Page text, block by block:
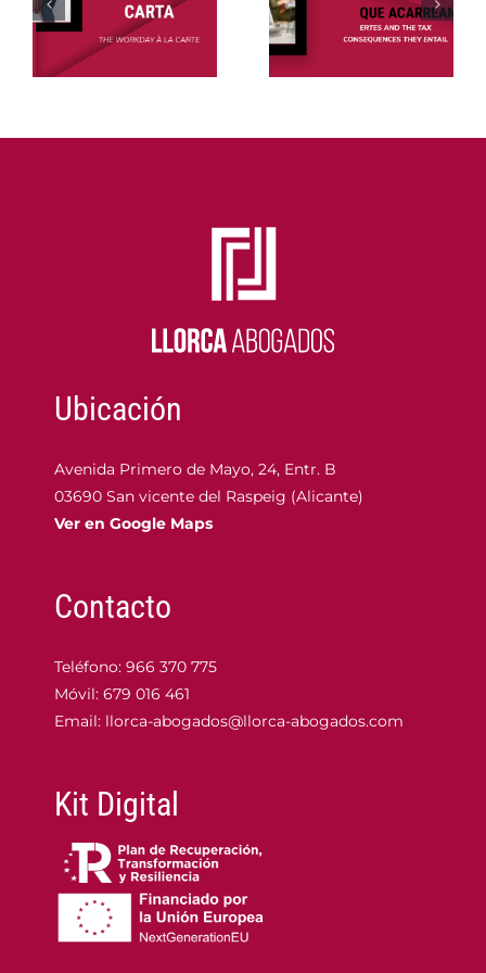
consecuencias
tributarias
sociedad
y la
del
Ubicación
Avenida Primero de Mayo, 24, Entr. B
03690 San vicente del Raspeig (Alicante)
Ver en Google Maps
Contacto
Teléfono:966 370 775
Móvil: 679 016 461
Email: llorca-abogados@llorca-abogados.com
Kit Digital